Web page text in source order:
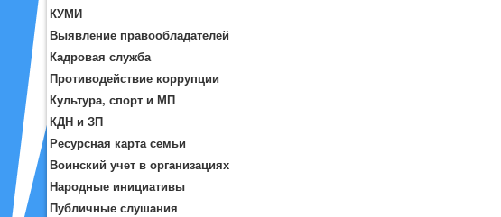
КУМИ
Выявление правообладателей
Кадровая служба
Противодействие коррупции
Культура, спорт и МП
КДН и ЗП
Ресурсная карта семьи
Воинский учет в организациях
Народные инициативы
Публичные слушания